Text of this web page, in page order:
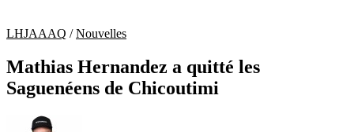
LHJAAAQ /Nouvelles
Mathias Hernandez a quitté les
Saguenéens de Chicoutimi